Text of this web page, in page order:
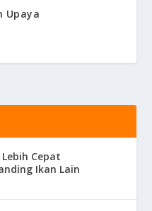
Upaya
Cepat
Ikan Lain